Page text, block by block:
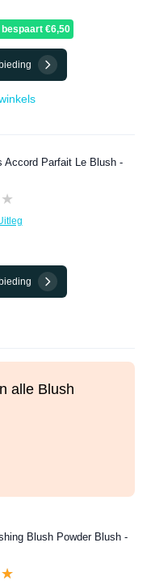
€6,50
Accord Parfait Le Blush -
alle Blush
Blush Powder Blush -